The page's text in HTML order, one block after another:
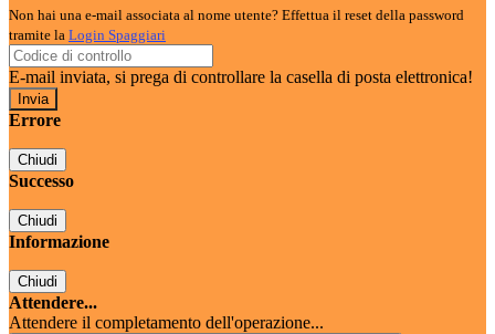
Non hai una e-mail associata al nome utente? Effettua il reset della password
tramite la Login Spaggiari
E-mail inviata, si prega di controllare la casella di posta elettronica!
Errore
Chiudi
Successo
Chiudi
Informazione
Chiudi
Attendere...
Attendere il completamento dell'operazione...